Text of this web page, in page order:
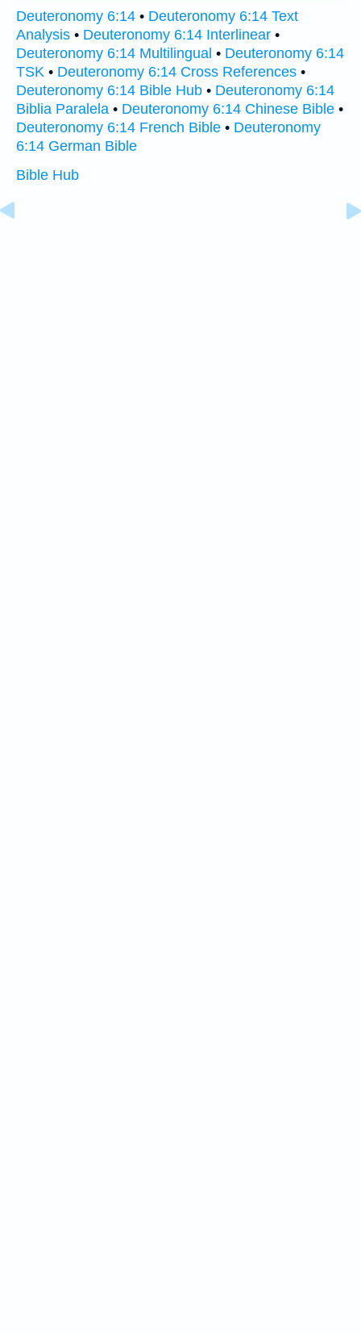
Deuteronomy 6:14 • Deuteronomy 6:14 Text
Analysis • Deuteronomy 6:14 Interlinear •
Deuteronomy 6:14 Multilingual • Deuteronomy 6:14
TSK • Deuteronomy 6:14 Cross References •
Deuteronomy 6:14 Bible Hub • Deuteronomy 6:14
Biblia Paralela • Deuteronomy 6:14 Chinese Bible •
Deuteronomy 6:14 French Bible • Deuteronomy
6:14 German Bible
Bible Hub